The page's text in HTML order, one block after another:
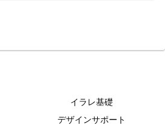
イラレ基礎
デザインサポート